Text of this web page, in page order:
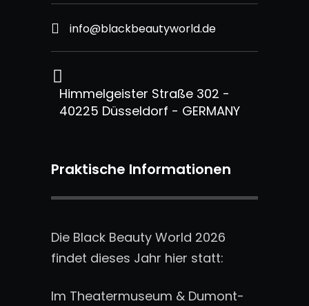
info@blackbeautyworld.de
Himmelgeister Straße 302 -
40225 Düsseldorf - GERMANY
Praktische Informationen
Die Black Beauty World 2026
findet dieses Jahr hier statt:
Im Theatermuseum & Dumont-